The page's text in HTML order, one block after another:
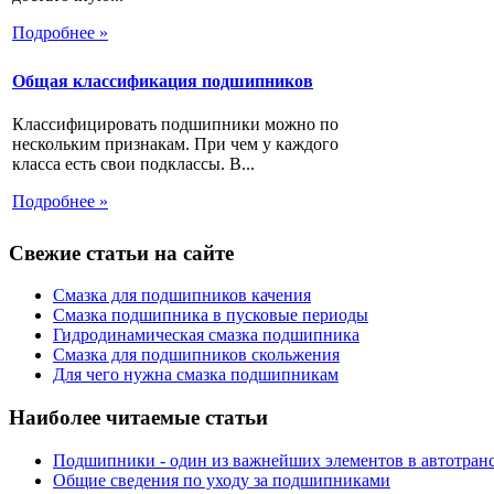
Подробнее »
Общая классификация подшипников
Классифицировать подшипники можно по
нескольким признакам. При чем у каждого
класса есть свои подклассы. В...
Подробнее »
Свежие статьи на сайте
Смазка для подшипников качения
Смазка подшипника в пусковые периоды
Гидродинамическая смазка подшипника
Смазка для подшипников скольжения
Для чего нужна смазка подшипникам
Наиболее читаемые статьи
Подшипники - один из важнейших элементов в
Общие сведения по уходу за подшипниками